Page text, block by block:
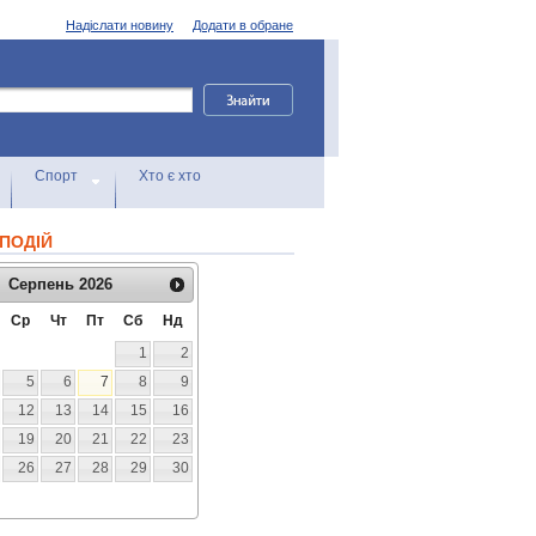
Додати в обране
Надіслати новину
Спорт Хто є хто
Серпень 2026
Ср Чт Пт Сб
Нд
1
2
5 6 7 8
9
12 13 14 15
16
19 20 21 22
23
26 27 28 29
30